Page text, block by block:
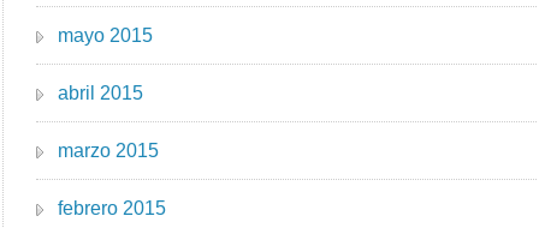
mayo 2015
abril 2015
marzo 2015
febrero 2015